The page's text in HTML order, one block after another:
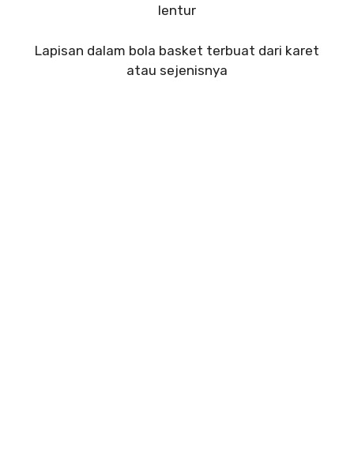
lentur
Lapisan dalam bola basket terbuat dari karet
atau sejenisnya